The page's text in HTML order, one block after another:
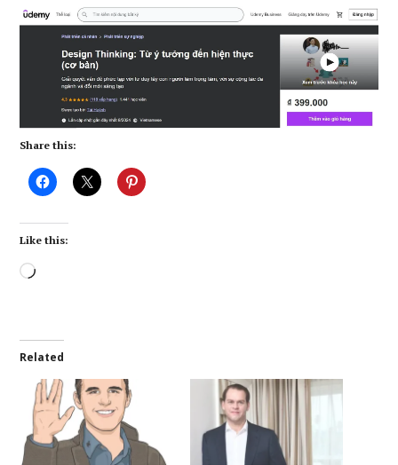
Share this:
Like this:
Loading…
Related